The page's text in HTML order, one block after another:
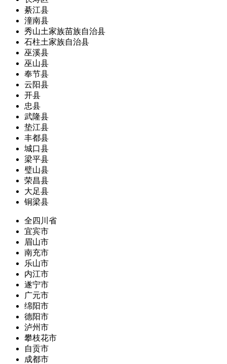
綦江县
潼南县
秀山土家族苗族自治县
石柱土家族自治县
巫溪县
巫山县
奉节县
云阳县
开县
忠县
武隆县
垫江县
丰都县
城口县
梁平县
璧山县
荣昌县
大足县
铜梁县
全四川省
宜宾市
眉山市
南充市
乐山市
内江市
遂宁市
广元市
绵阳市
德阳市
泸州市
攀枝花市
自贡市
成都市